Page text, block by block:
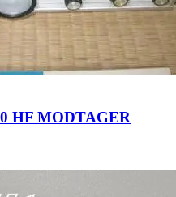
HF MODTAGER